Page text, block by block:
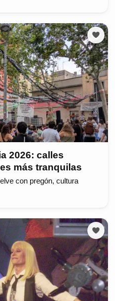
2026: calles
más tranquilas
con pregón, cultura